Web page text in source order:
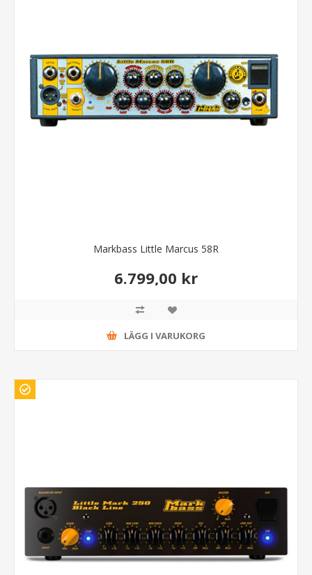
Markbass Little Marcus 58R
6.799,00 kr
LÄGG I VARUKORG